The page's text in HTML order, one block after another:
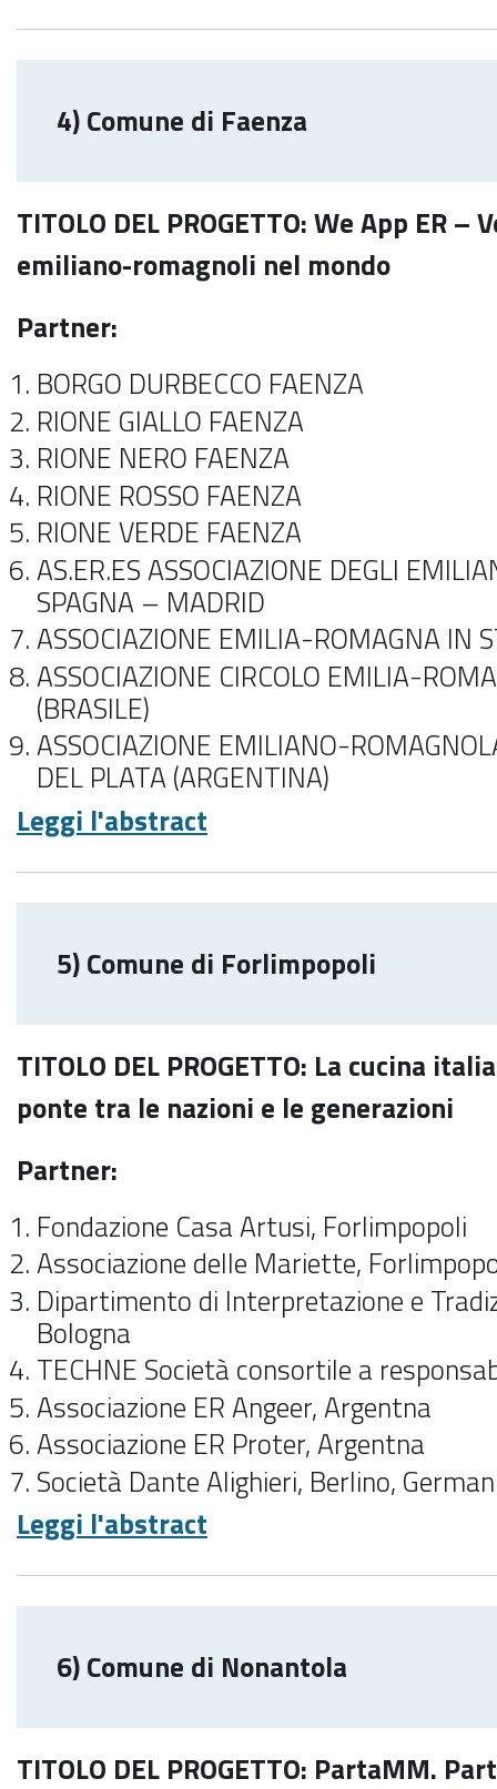
4) Comune di Faenza
TITOLO DEL PROGETTO: We App ER –
emiliano-romagnoli nel mondo
Partner:
BORGO DURBECCO FAENZA
RIONE GIALLO FAENZA
RIONE NERO FAENZA
RIONE ROSSO FAENZA
RIONE VERDE FAENZA
AS.ER.ES ASSOCIAZIONE DEGLI
SPAGNA – MADRID
ASSOCIAZIONE EMILIA-ROMAGNA IN
ASSOCIAZIONE CIRCOLO EMILIA-
(BRASILE)
ASSOCIAZIONE EMILIANO-
DEL PLATA (ARGENTINA)
Leggi l'abstract
5) Comune di Forlimpopoli
TITOLO DEL PROGETTO: La cucina
ponte tra le nazioni e le generazioni
Partner:
Fondazione Casa Artusi, Forlimpopoli
Associazione delle Mariette,
Dipartimento di Interpretazione e
Bologna
TECHNE Società consortile a
Associazione ER Angeer, Argentna
Associazione ER Proter, Argentna
Società Dante Alighieri, Berlino,
Leggi l'abstract
6) Comune di Nonantola
TITOLO DEL PROGETTO: PartaMM.